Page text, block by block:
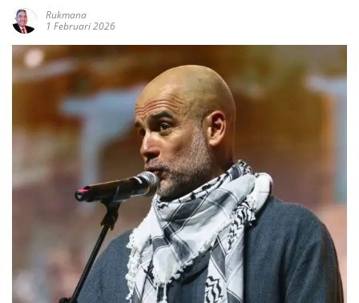
Rukmana
1 Februari 2026